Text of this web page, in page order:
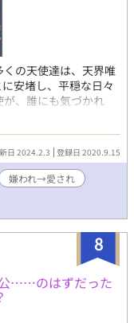
くの天使達は、天界唯
安堵し、平穏な日々
、誰にも気づかれ
瞬間、誰に祝福され
も知らずに
ふわっと設定なファ
谷もありませんが最
系の一妻多夫なお話
ん) ※ガタイの良い
児)(なに受けと言え
はないですが、6パッ
の褐色男性受け) ※美
んをひたすらに愛で
され系受けが書きた
奨励賞を頂きまし
ペーの作品ですが
日 2024.2.3 登録日 2020.9.15
嫌われ→愛され
8
公……のはずだった